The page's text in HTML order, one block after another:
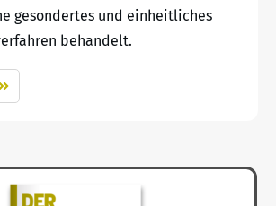
gesondertes und einheitliches
behandelt.